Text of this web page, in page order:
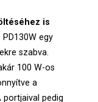
is
egy
szabva.
100 W-os
a
portjaival pedig